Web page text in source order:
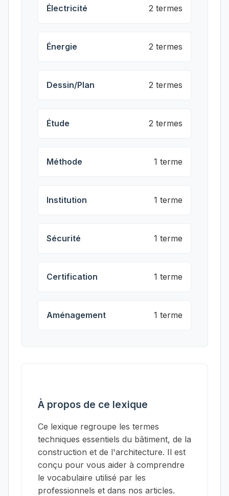
Électricité 2 termes
Énergie 2 termes
Dessin/Plan 2 termes
Étude 2 termes
Méthode 1 terme
Institution 1 terme
Sécurité 1 terme
Certification 1 terme
Aménagement 1 terme
À propos de ce lexique
Ce lexique regroupe les termes
techniques essentiels du bâtiment, de la
construction et de l'architecture. Il est
conçu pour vous aider à comprendre
le vocabulaire utilisé par les
professionnels et dans nos articles.